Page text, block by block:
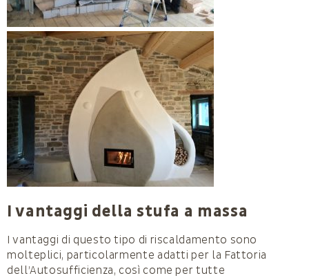
I vantaggi della stufa a massa
I vantaggi di questo tipo di riscaldamento sono
molteplici, particolarmente adatti per la Fattoria
dell’Autosufficienza, così come per tutte